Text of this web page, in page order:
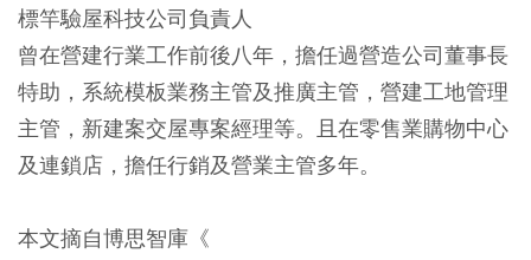
標竿驗屋科技公司負責人
曾在營建行業工作前後八年，擔任過營造公司董事長
特助，系統模板業務主管及推廣主管，營建工地管理
主管，新建案交屋專案經理等。且在零售業購物中心
及連鎖店，擔任行銷及營業主管多年。
本文摘自博思智庫《